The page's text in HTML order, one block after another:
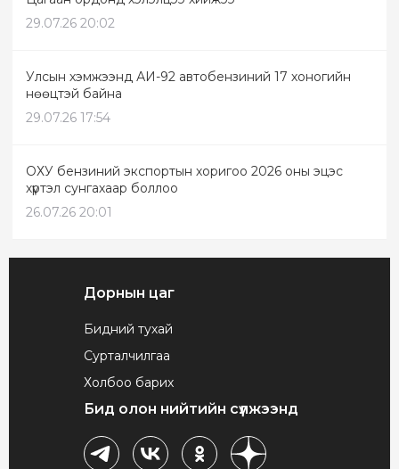
29.07.26 20:02
Улсын хэмжээнд АИ-92 автобензиний 17 хоногийн
нөөцтэй байна
29.07.26 17:54
ОХУ бензиний экспортын хоригоо 2026 оны эцэс
хүртэл сунгахаар боллоо
26.07.26 20:01
Дорнын цаг
Бидний тухай
Сурталчилгаа
Холбоо барих
Бид олон нийтийн сүлжээнд